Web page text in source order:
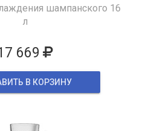
шампанского 16
л
669
В КОРЗИНУ